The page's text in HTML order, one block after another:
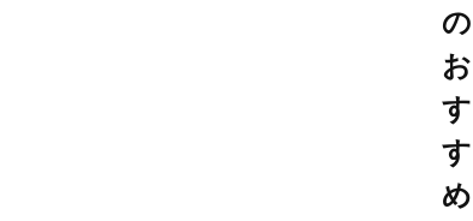
の
お
す
す
め